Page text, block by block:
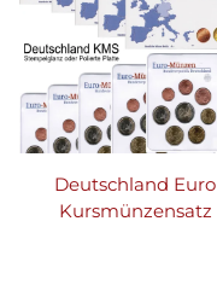
Deutschland Euro
Kursmünzensatz